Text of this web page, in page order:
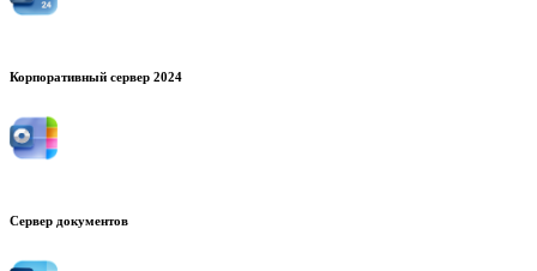
Корпоративный сервер 2024
Сервер документов